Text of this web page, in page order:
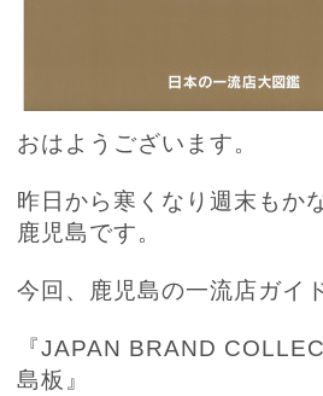
おはようございます。
昨日から寒くなり週末もか
鹿児島です。
今回、鹿児島の一流店ガイ
『JAPAN BRAND
島板』